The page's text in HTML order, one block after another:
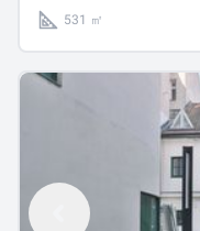
531 ㎡